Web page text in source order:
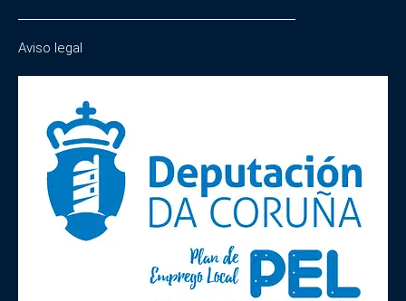
Aviso legal